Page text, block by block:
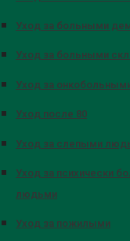
Уход за больными
Уход за больными
Уход за
Уход после 80
Уход за слепыми
Уход за психически
людьми
Уход за пожилыми